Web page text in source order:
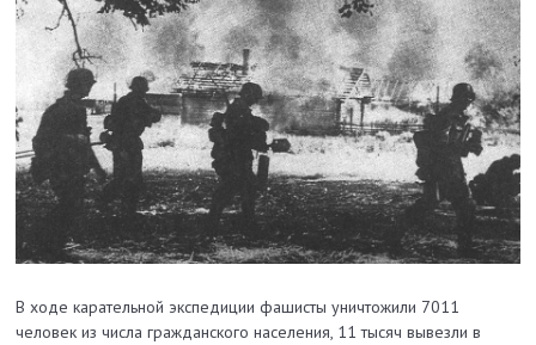
В ходе карательной экспедиции фашисты уничтожили 7011
человек из числа гражданского населения, 11 тысяч вывезли в